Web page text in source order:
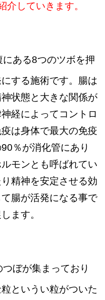
介していきます。
ある8つのツボを押
する施術です。腸は
状態と大きな関係が
経によってコントロ
は身体で最大の免疫
％が消化管にあり
モンとも呼ばれてい
精神を安定させる効
腸が活発になる事で
ます。
ぼが集まっており
というい粒がついた